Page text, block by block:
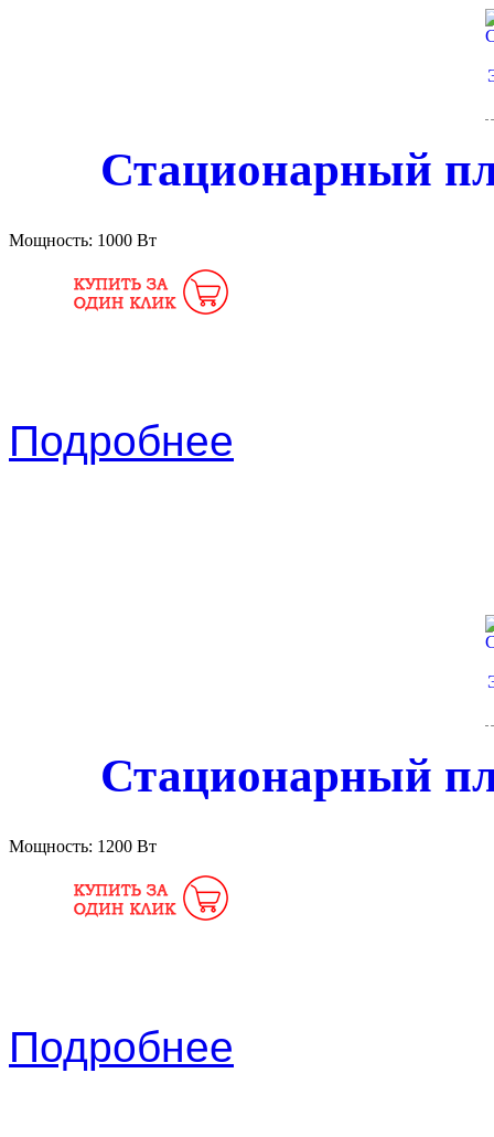
Стационарный
Мощность: 1000 Вт
Подробнее
Стационарный
Мощность: 1200 Вт
Подробнее